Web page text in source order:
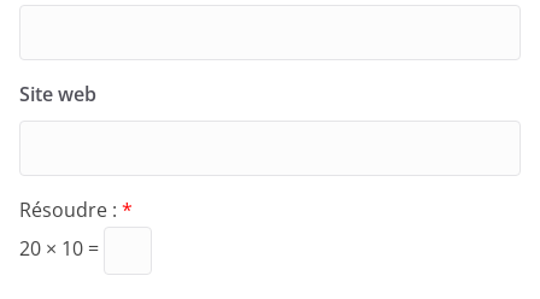
Site web
Résoudre : *
20 × 10 =